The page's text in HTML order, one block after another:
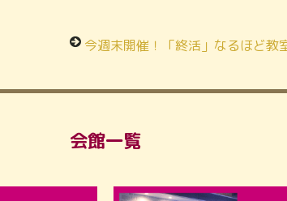
今週末開催！「終活」なるほど教
会館一覧